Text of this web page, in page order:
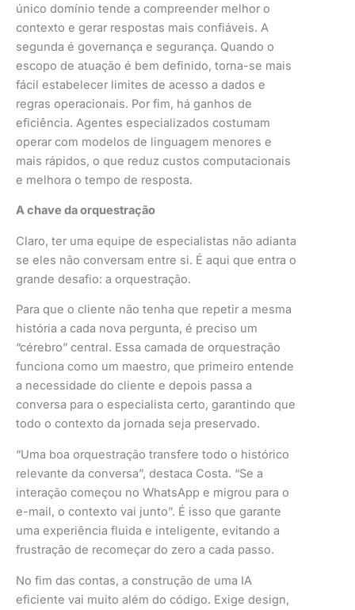
único domínio tende a compreender melhor o
contexto e gerar respostas mais confiáveis. A
segunda é governança e segurança. Quando o
escopo de atuação é bem definido, torna-se mais
fácil estabelecer limites de acesso a dados e
regras operacionais. Por fim, há ganhos de
eficiência. Agentes especializados costumam
operar com modelos de linguagem menores e
mais rápidos, o que reduz custos computacionais
e melhora o tempo de resposta.
A chave da orquestração
Claro, ter uma equipe de especialistas não adianta
se eles não conversam entre si. É aqui que entra o
grande desafio: a orquestração.
Para que o cliente não tenha que repetir a mesma
história a cada nova pergunta, é preciso um
“cérebro” central. Essa camada de orquestração
funciona como um maestro, que primeiro entende
a necessidade do cliente e depois passa a
conversa para o especialista certo, garantindo que
todo o contexto da jornada seja preservado.
“Uma boa orquestração transfere todo o histórico
relevante da conversa”, destaca Costa. “Se a
interação começou no WhatsApp e migrou para o
e-mail, o contexto vai junto”. É isso que garante
uma experiência fluida e inteligente, evitando a
frustração de recomeçar do zero a cada passo.
No fim das contas, a construção de uma IA
eficiente vai muito além do código. Exige design,